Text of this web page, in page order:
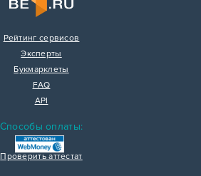
Рейтинг сервисов
Эксперты
Букмарклеты
FAQ
API
Способы оплаты:
Проверить аттестат